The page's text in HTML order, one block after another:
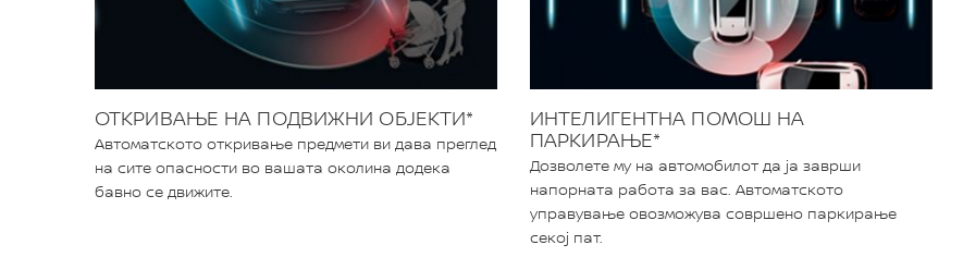
ОТКРИВАЊЕ НА ПОДВИЖНИ ОБЈЕКТИ*
Автоматското откривање предмети ви дава преглед
на сите опасности во вашата околина додека
бавно се движите.
ИНТЕЛИГЕНТНА ПОМОШ НА
ПАРКИРАЊЕ*
Дозволете му на автомобилот да ја заврши
напорната работа за вас. Автоматското
управување овозможува совршено паркирање
секој пат.